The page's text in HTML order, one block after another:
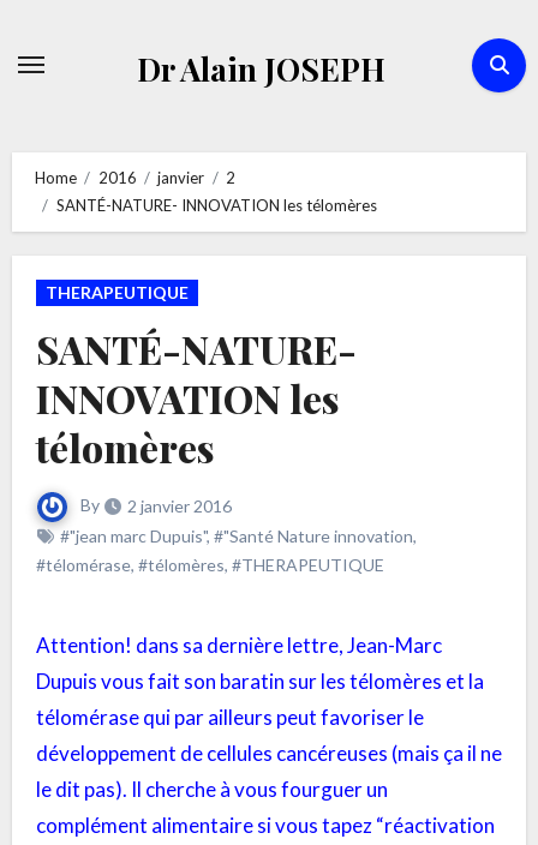
Dr Alain JOSEPH
Home 2016 janvier
2
SANTÉ-NATURE- INNOVATION les télomères
THERAPEUTIQUE
SANTÉ-NATURE-
INNOVATION les
télomères
By
2 janvier 2016
#"jean marc Dupuis", #"Santé Nature innovation,
#télomérase, #télomères, #THERAPEUTIQUE
Attention! dans sa dernière lettre, Jean-Marc
Dupuis vous fait son baratin sur les télomères et la
télomérase qui par ailleurs peut favoriser le
développement de cellules cancéreuses (mais ça il ne
le dit pas). Il cherche à vous fourguer un
complément alimentaire si vous tapez “réactivation